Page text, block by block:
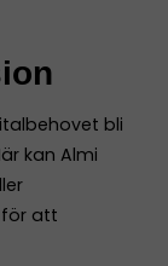
bli
kan Almi
att